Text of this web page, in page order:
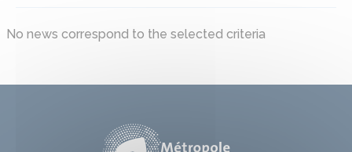
No news correspond to the selected criteria